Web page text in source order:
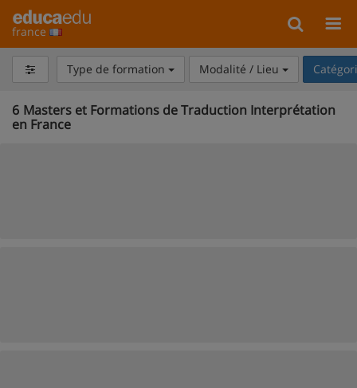
france
Type de formation Modalité / Lieu
6 Masters et Formations de Traduction Interprétation
en France